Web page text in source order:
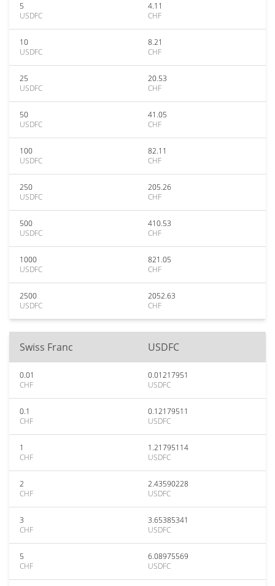
5
USDFC
4.11
CHF
10
USDFC
8.21
CHF
25
USDFC
20.53
CHF
50
USDFC
41.05
CHF
100
USDFC
82.11
CHF
250
USDFC
205.26
CHF
500
USDFC
410.53
CHF
1000
USDFC
821.05
CHF
2500
USDFC
2052.63
CHF
Swiss Franc USDFC
0.01
CHF
0.01217951
USDFC
0.1
CHF
0.12179511
USDFC
1
CHF
1.21795114
USDFC
2
CHF
2.43590228
USDFC
3
CHF
3.65385341
USDFC
5
CHF
6.08975569
USDFC